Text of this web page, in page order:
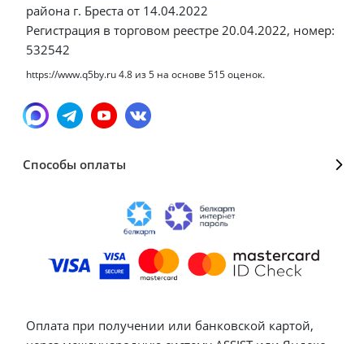
района г. Бреста от 14.04.2022
Регистрация в торговом реестре 20.04.2022, номер:
532542
https://www.q5by.ru4.8 из5 на основе 515оценок.
Способы оплаты
Оплата при получении или банковской картой,